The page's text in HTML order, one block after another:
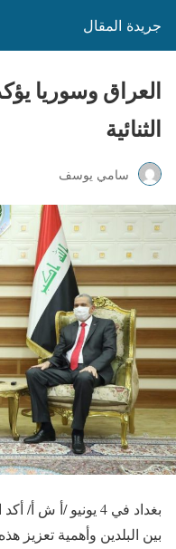
جريدة المقال
العراق وسوريا
الثنائية
سامي يوسف
بغداد في 4 يونيو /
بين البلدين وأهمية تعزيز